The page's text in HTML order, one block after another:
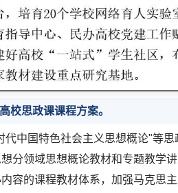
校思政课课程方案。
代中国特色社会主义思想概论"等
分领域思想概论教材和专题教学
容的课程教材体系，加强马克思